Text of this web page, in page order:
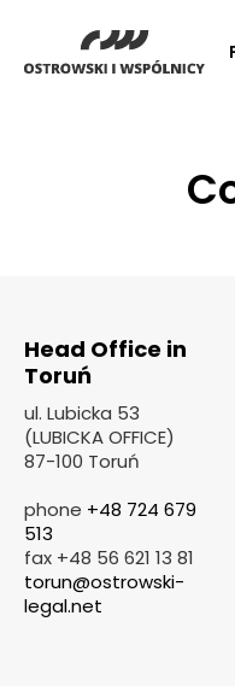
Head Office in
Toruń
ul. Lubicka 53
(LUBICKA OFFICE)
87-100 Toruń
phone +48 724 679
513
fax +48 56 621 13 81
torun@ostrowski-
legal.net